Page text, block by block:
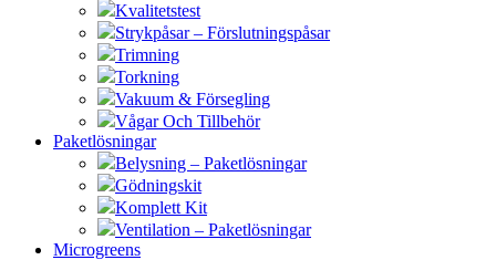
Kvalitetstest
Strykpåsar – Förslutningspåsar
Trimning
Torkning
Vakuum & Försegling
Vågar Och Tillbehör
Paketlösningar
Belysning – Paketlösningar
Gödningskit
Komplett Kit
Ventilation – Paketlösningar
Microgreens